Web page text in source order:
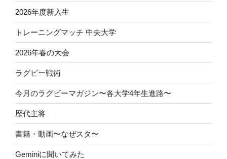
2026年度新入生
トレーニングマッチ 中央大学
2026年春の大会
ラグビー戦術
今月のラグビーマガジン〜各大学4年生進路〜
歴代主将
書籍・動画〜なぜスタ〜
Geminiに聞いてみた